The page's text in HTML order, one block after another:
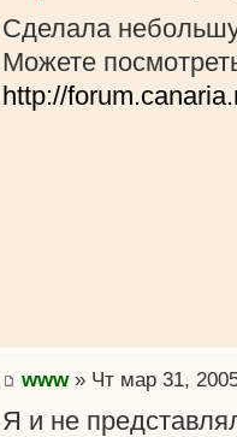
Сделала
Можете
http://
www» Чт мар 31,
Я и не